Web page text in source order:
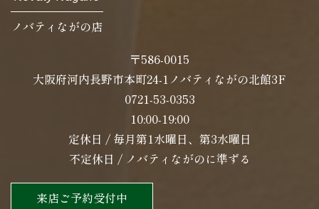
ノバティながの店
〒586-0015
大阪府河内長野市本町24-1ノバティながの北館3F
0721-53-0353
10:00-19:00
定休日 / 毎月第1水曜日、第3水曜日
不定休日 / ノバティながのに準ずる
来店ご予約受付中